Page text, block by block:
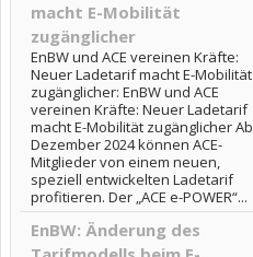
macht E-Mobilität
zugänglicher
EnBW und ACE vereinen Kräfte:
Neuer Ladetarif macht E-Mobilität
zugänglicher: EnBW und ACE
vereinen Kräfte: Neuer Ladetarif
macht E-Mobilität zugänglicher Ab
Dezember 2024 können ACE-
Mitglieder von einem neuen,
speziell entwickelten Ladetarif
profitieren. Der „ACE e-POWER“...
EnBW: Änderung des